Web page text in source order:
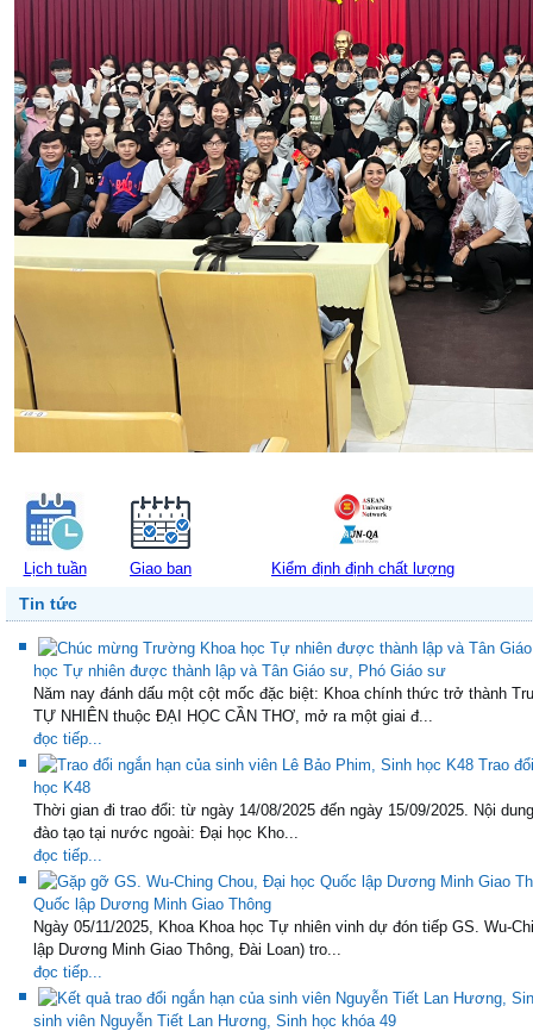
Lịch tuần Giao ban Kiểm định định chất lượng
Tin tức
học Tự nhiên được thành lập và Tân Giáo sư, Phó Giáo sư
Năm nay đánh dấu một cột mốc đặc biệt: Khoa chính thức trở thành
TỰ NHIÊN thuộc ĐẠI HỌC CẦN THƠ, mở ra một giai đ...
đọc tiếp...
Trao
học K48
Thời gian đi trao đổi: từ ngày 14/08/2025 đến ngày 15/09/2025. Nội
đào tạo tại nước ngoài: Đại học Kho...
đọc tiếp...
Quốc lập Dương Minh Giao Thông
Ngày 05/11/2025, Khoa Khoa học Tự nhiên vinh dự đón tiếp GS. Wu-
lập Dương Minh Giao Thông, Đài Loan) tro...
đọc tiếp...
sinh viên Nguyễn Tiết Lan Hương, Sinh học khóa 49